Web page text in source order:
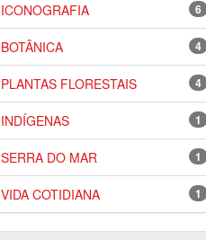
6
ICONOGRAFIA
4
BOTÂNICA
4
PLANTAS FLORESTAIS
1
INDÍGENAS
1
SERRA DO MAR
1
VIDA COTIDIANA